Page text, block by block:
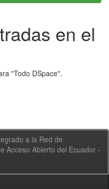
en el
"Todo DSpace".
a la Red de
Acceso Abierto del Ecuador -